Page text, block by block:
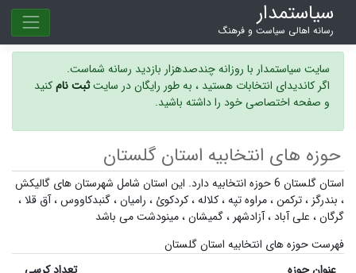
سیاستمدار
رسانه اهالی سیاست و فرهنگ
سایت سیاستمدار با روزانه چندصدهزار بازدید رسانه شماست.
اگر کاندیدای انتخابات هستید ، به طور رایگان در سایتثبت نامکنید
و صفحه اختصاصی خود را داشته باشید.
حوزه های انتخابیه استان گلستان
استان گلستان 6 حوزه انتخابیه دارد. این استان شامل شهرستان های
گالیکش
، بندرگز ،ترکمن،مراوه تپه،کلاله،کردکوئ ، رامیان،گنبدکاووس،آق قلا،
گرگان، علی آباد،آزادشهر ،گمیشان،مینودشتمی باشد
فهرست حوزه های انتخابیه استان گلستان